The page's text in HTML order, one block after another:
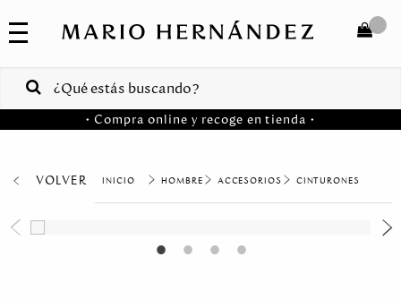
COLECCIONES
VENTAS
CORPORATIVAS COMPRAR
• Compra online y recoge en tienda •
VOLVER HOMBRE ACCESORIOS CINTURONES